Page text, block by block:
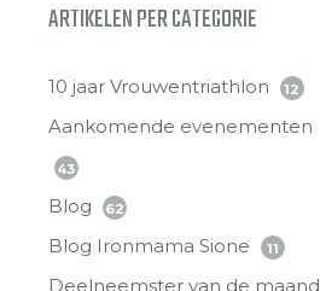
ARTIKELEN PER CATEGORIE
10 jaar Vrouwentriathlon 12
Aankomende evenementen
43
Blog 62
Blog Ironmama Sione 11
Deelneemster van de maand